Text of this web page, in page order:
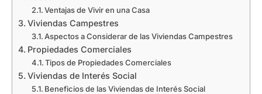
Ventajas de Vivir en una Casa
Viviendas Campestres
Aspectos a Considerar de las Viviendas Campestres
Propiedades Comerciales
Tipos de Propiedades Comerciales
Viviendas de Interés Social
Beneficios de las Viviendas de Interés Social